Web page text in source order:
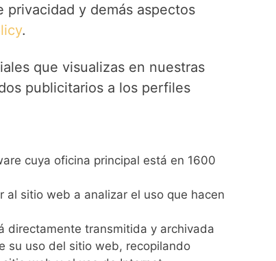
y demás aspectos
.
que visualizas en nuestras
publicitarios a los perfiles
cuya oficina principal está en 1600
al sitio web a analizar el uso que hacen
directamente transmitida y archivada
su uso del sitio web, recopilando